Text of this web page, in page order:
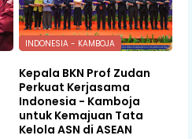
INDONESIA - KAMBOJA
Kepala BKN Prof Zudan
Perkuat Kerjasama
Indonesia - Kamboja
untuk Kemajuan Tata
Kelola ASN di ASEAN